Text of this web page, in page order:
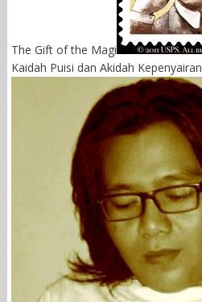
The Gift of the Magi
Kaidah Puisi dan Akidah Kepenyairan